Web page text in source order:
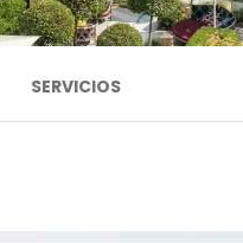
SERVICIOS